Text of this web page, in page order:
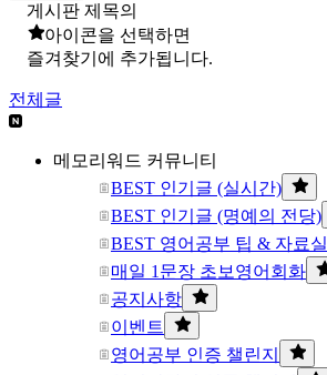
게시판 제목의
아이콘을 선택하면
즐겨찾기에 추가됩니다.
전체글
메모리워드 커뮤니티
BEST 인기글 (실시간)
BEST 인기글 (명예의 전당)
BEST 영어공부 팁 & 자료실
매일 1문장 초보영어회화
공지사항
이벤트
영어공부 인증 챌린지